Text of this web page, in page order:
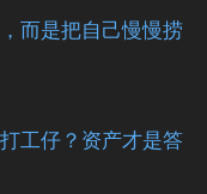
而是把自己慢慢捞
工仔？资产才是答